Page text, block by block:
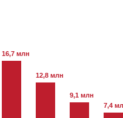
16,7 млн
12,8 млн
9,1 млн
7,4